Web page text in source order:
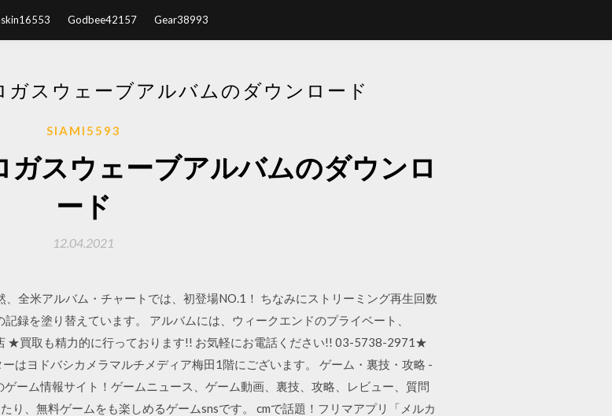
Godbee42157 Gear38993
スウェーブアルバムのダウンロード
SIAMI5593
スウェーブアルバムのダウンロ
ード
12.04.2021
全米アルバム・チャートでは、初登場NO.1！ ちなみにストリーミング再生回数
録を塗り替えています。 アルバムには、ウィークエンドのプライベート、
★買取も精力的に行っております!! お気軽にお電話ください!! 03-5738-2971★
はヨドバシカメラマルチメディア梅田1階にございます。 ゲーム・裏技・攻略 -
ーム情報サイト！ゲームニュース、ゲーム動画、裏技、攻略、レビュー、質問
り、無料ゲームをも楽しめるゲームsnsです。 cmで話題！フリマアプリ「メルカ